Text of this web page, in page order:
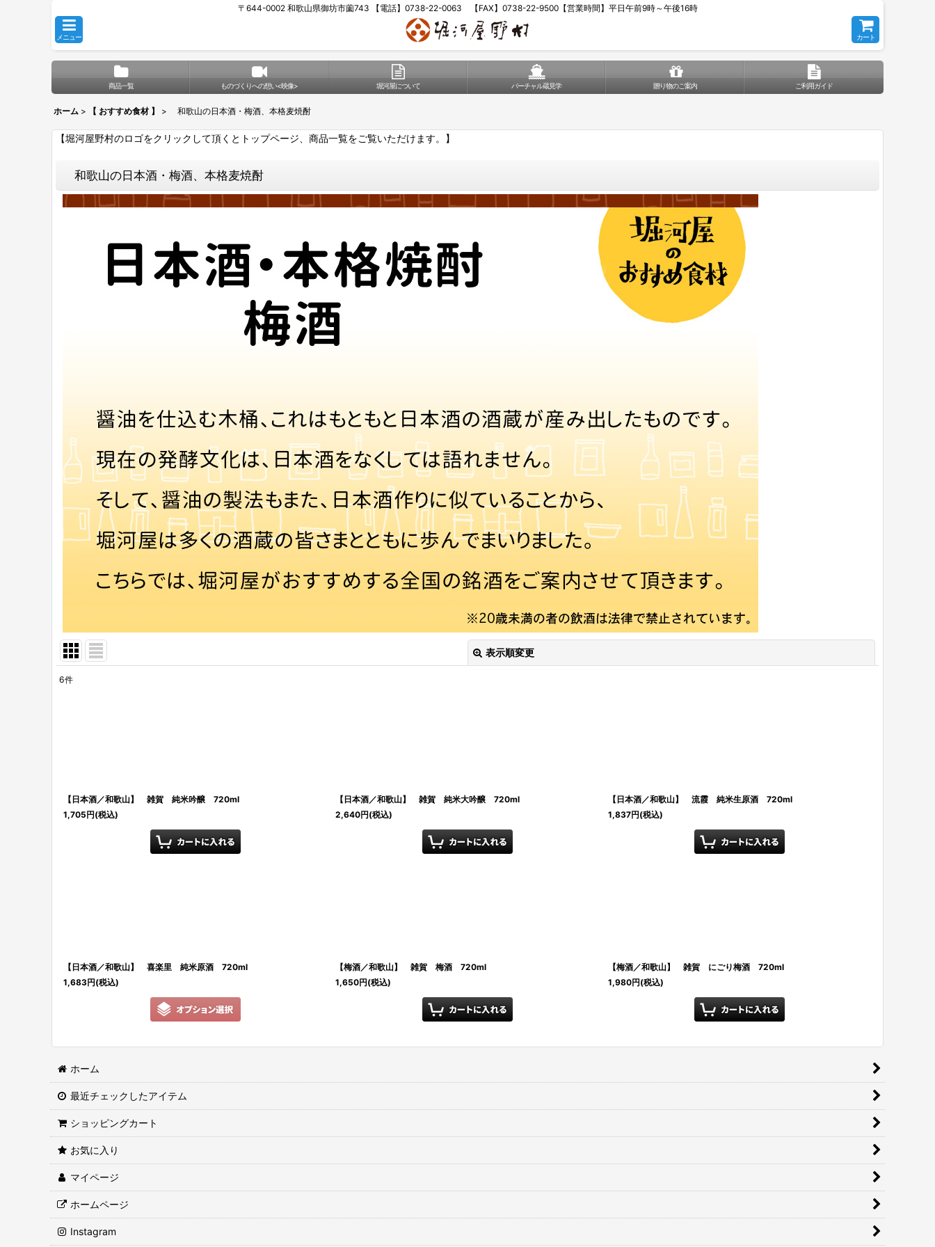
〒644-0002 和歌山県御坊市薗743 【電話】0738-22-0063 【FAX】0738-22-9500【営業時間】平日午前9時～午後16時
メニュー カート
商品一覧 ものづくりへの想い<映像> 堀河屋について バーチャル蔵見学 贈り物のご案内 ご利用ガイド
ホーム > 【 おすすめ食材 】 > 和歌山の日本酒・梅酒、本格麦焼酎
【堀河屋野村のロゴをクリックして頂くとトップページ、商品一覧をご覧いただけます。】
和歌山の日本酒・梅酒、本格麦焼酎
表示順変更
6件
【日本酒／和歌山】 雑賀 純米吟醸 720ml
1,705円(税込)
【日本酒／和歌山】 雑賀 純米大吟醸 720ml
2,640円(税込)
【日本酒／和歌山】 流霞 純米生原酒 720ml
1,837円(税込)
【日本酒／和歌山】 喜楽里 純米原酒 720ml
1,683円(税込)
【梅酒／和歌山】 雑賀 梅酒 720ml
1,650円(税込)
【梅酒／和歌山】 雑賀 にごり梅酒 720ml
1,980円(税込)
ホーム
最近チェックしたアイテム
ショッピングカート
お気に入り
マイページ
ホームページ
Instagram